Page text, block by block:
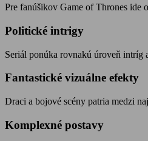
Pre fanúšikov Game of Thrones ide
Politické intrigy
Seriál ponúka rovnakú úroveň intríg
Fantastické vizuálne efekty
Draci a bojové scény patria medzi
Komplexné postavy